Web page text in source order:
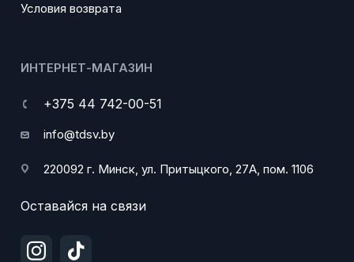
Условия возврата
ИНТЕРНЕТ-МАГАЗИН
+375 44 742-00-51
info@tdsv.by
220092 г. Минск, ул. Притыцкого, 27А, пом. 1106
Оставайся на связи